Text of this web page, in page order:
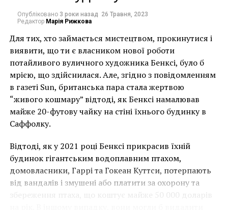
определить, кто именно изображен на полотне,
было просто невозможно.
Благодаря рентгенофлуоресцентному анализу
исследователям удалось увидеть под верхним
слоем краски изображение девушки с золотисто-
каштановыми волосами. Буквально пару недель
назад с помощью рентгеновского сканера ученые
смогли определить, что под картиной изображена
Эмма Добиньи, которая довольно длительное время
позировала для многих работ художника.
По словам ученых, понять, кто же именно позировал
художнику, не составило особого труда.
«Когда изображение
Опубліковано 3 роки назад 26 Травня, 2023
Редактор Марія Рижкова
Для тих, хто займається мистецтвом, прокинутися і
виявити, що ти є власником нової роботи
потайливого вуличного художника Бенксі, було б
мрією, що здійснилася. Але, згідно з повідомленням
в газеті Sun, британська пара стала жертвою
“живого кошмару” відтоді, як Бенксі намалював
майже 20-футову чайку на стіні їхнього будинку в
Саффолку.
Відтоді, як у 2021 році Бенксі прикрасив їхній
будинок гігантським водоплавним птахом,
домовласники, Гаррі та Гокеан Куттси, потерпають
від вандалів і змушені або платити за охорону та
збереження птаха, що коштує майже 50 000 доларів